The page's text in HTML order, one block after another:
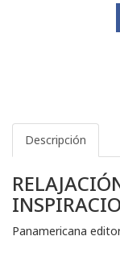
Descripción
Panamericana